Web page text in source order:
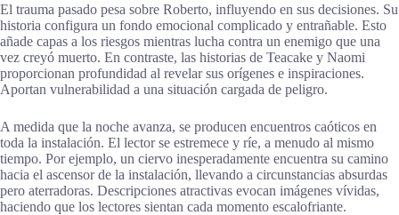
El trauma pasado pesa sobre Roberto, influyendo en sus decisiones. Su
historia configura un fondo emocional complicado y entrañable. Esto
añade capas a los riesgos mientras lucha contra un enemigo que una
vez creyó muerto. En contraste, las historias de Teacake y Naomi
proporcionan profundidad al revelar sus orígenes e inspiraciones.
Aportan vulnerabilidad a una situación cargada de peligro.
A medida que la noche avanza, se producen encuentros caóticos en
toda la instalación. El lector se estremece y ríe, a menudo al mismo
tiempo. Por ejemplo, un ciervo inesperadamente encuentra su camino
hacia el ascensor de la instalación, llevando a circunstancias absurdas
pero aterradoras. Descripciones atractivas evocan imágenes vívidas,
haciendo que los lectores sientan cada momento escalofriante.